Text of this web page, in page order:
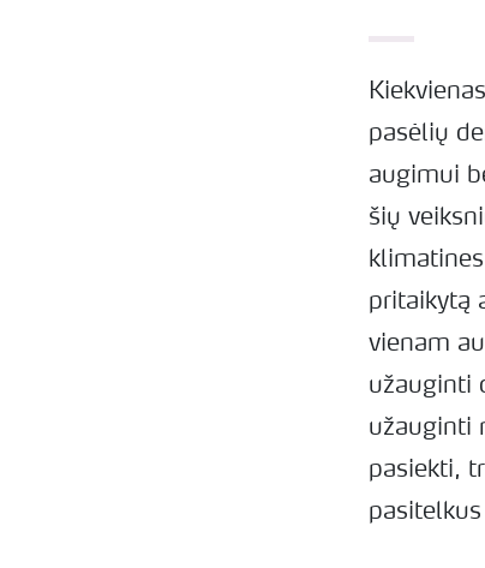
pasėlių
augimui
šių
pritaikytą
vienam
užauginti
užauginti
pasiekti,